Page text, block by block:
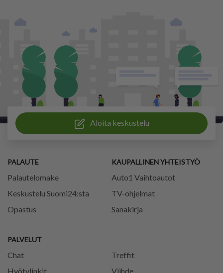
Aloita keskustelu
PALAUTE
Palautelomake
Keskustelu Suomi24:sta
Opastus
PALVELUT
Chat
Treffit
Hyötylinkit
Viihde
KAUPALLINEN YHTEISTYÖ
Auto1 Vaihtoautot
TV-ohjelmat
Sanakirja